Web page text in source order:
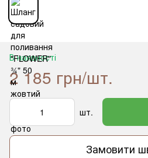
В наявності
2 185 грн/шт.
шт.
Замовити